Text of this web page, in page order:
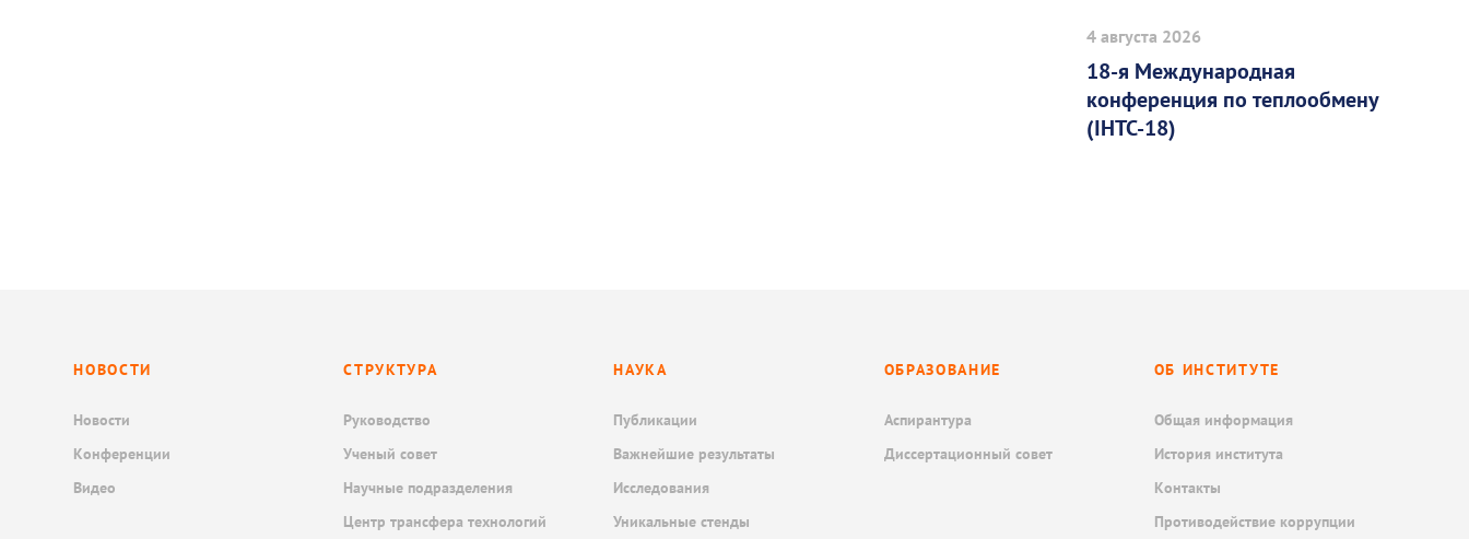
4 августа 2026
18-я Международная
конференция по теплообмену
(IHTC-18)
НОВОСТИ
Новости
Конференции
Видео
СТРУКТУРА
Руководство
Ученый совет
Научные подразделения
Центр трансфера технологий
НАУКА
Публикации
Важнейшие результаты
Исследования
Уникальные стенды
ОБРАЗОВАНИЕ
Аспирантура
Диссертационный совет
ОБ ИНСТИТУТЕ
Общая информация
История института
Контакты
Противодействие коррупции